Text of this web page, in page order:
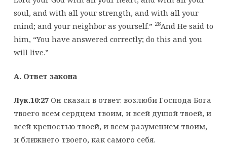
soul, and with all your strength, and with all your
mind; and your neighbor as yourself.” 28And He said to
him, “You have answered correctly; do this and you
will live.”
А. Ответ закона
Лук.10:27 Он сказал в ответ: возлюби Господа Бога
твоего всем сердцем твоим, и всей душой твоей, и
всей крепостью твоей, и всем разумением твоим,
и ближнего твоего, как самого себя.